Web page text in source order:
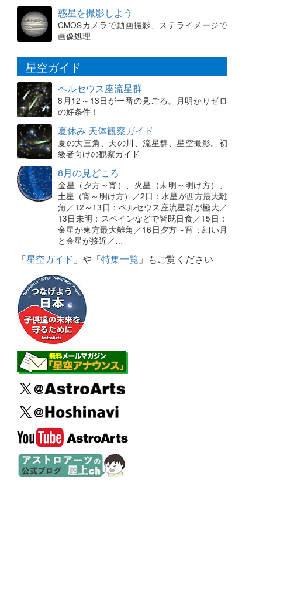
惑星を撮影しよう
CMOSカメラで動画撮影、ステライメージで
画像処理
星空ガイド
ペルセウス座流星群
8月12～13日が一番の見ごろ。月明かりゼロ
の好条件！
夏休み 天体観察ガイド
夏の大三角、天の川、流星群、星空撮影。初
級者向けの観察ガイド
8月の見どころ
金星（夕方～宵）、火星（未明～明け方）、
土星（宵～明け方）／2日：水星が西方最大離
角／12～13日：ペルセウス座流星群が極大／
13日未明：スペインなどで皆既日食／15日：
金星が東方最大離角／16日夕方～宵：細い月
と金星が接近／…
「星空ガイド 」や「特集一覧 」もご覧ください